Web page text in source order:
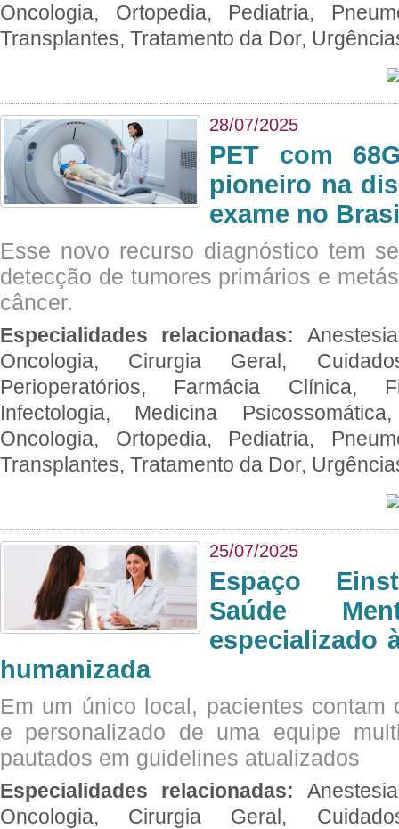
Oncologia, Ortopedia, Pediatria,
Transplantes, Tratamento da Dor,
28/07/2025
PET com
pioneiro na
exame no
Esse novo recurso diagnóstico tem
detecção de tumores primários e
câncer.
Especialidades relacionadas:
Oncologia, Cirurgia Geral,
Perioperatórios, Farmácia Clínica,
Infectologia, Medicina
Oncologia, Ortopedia, Pediatria,
Transplantes, Tratamento da Dor,
25/07/2025
Espaço
Saúde
especializado
humanizada
Em um único local, pacientes contam
e personalizado de uma equipe
pautados em guidelines atualizados
Especialidades relacionadas:
Oncologia, Cirurgia Geral,